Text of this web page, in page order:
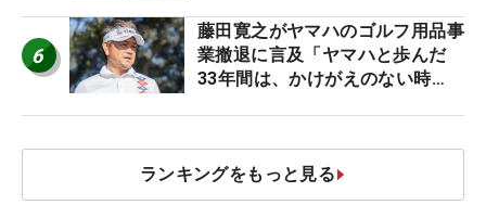
6
藤田寛之がヤマハのゴルフ用品事
業撤退に言及「ヤマハと歩んだ
33年間は、かけがえのない時
ランキングをもっと見る